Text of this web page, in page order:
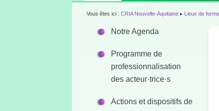
Vous êtes ici : CRIA Nouvelle-Aquitaine ▸ Lieux de
Notre Agenda
Programme de
professionnalisation
des acteur·trice·s
Actions et dispositifs de